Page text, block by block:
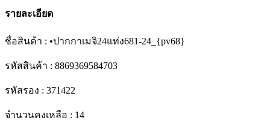
รายละเอียด
ชื่อสินค้า : •ปากกาเมจิ24แท่ง681-24_{pv68}
รหัสสินค้า : 8869369584703
รหัสรอง : 371422
จำนวนคงเหลือ : 14